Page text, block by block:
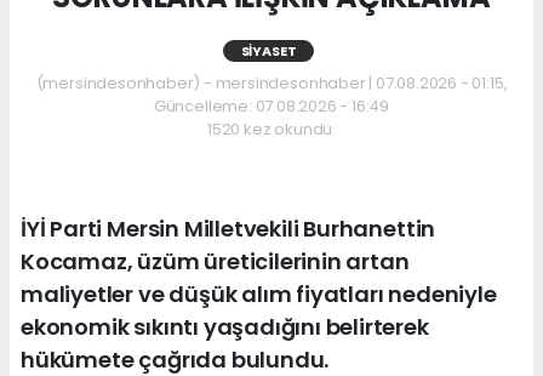
SIYASET
(mersindesonhaber) - mersindesonhaber | 07.08.2026 - 01:15,
Güncelleme: 07.08.2026 - 16:49
1520 kez okundu.
İYİ Parti Mersin Milletvekili Burhanettin
Kocamaz, üzüm üreticilerinin artan
maliyetler ve düşük alım fiyatları nedeniyle
ekonomik sıkıntı yaşadığını belirterek
hükümete çağrıda bulundu.